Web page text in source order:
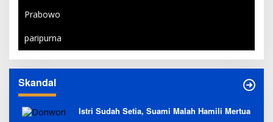
Prabowo
paripurna
Skandal
Istri Sudah Setia, Suami Malah Hamili Mertua